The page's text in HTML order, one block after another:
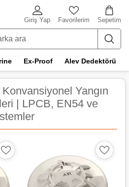
Sepetim
Favorilerim
Giriş Yap
Ex-Proof Alev Dedektörü
Yangın
| LPCB, EN54 ve